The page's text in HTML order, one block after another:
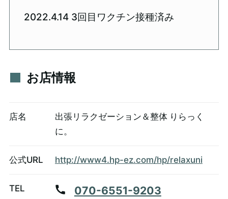
2022.4.14 3回目ワクチン接種済み
お店情報
店名
出張リラクゼーション＆整体 りらっく
に。
公式URL http://www4.hp-ez.com/hp/relaxuni
TEL 070-6551-9203